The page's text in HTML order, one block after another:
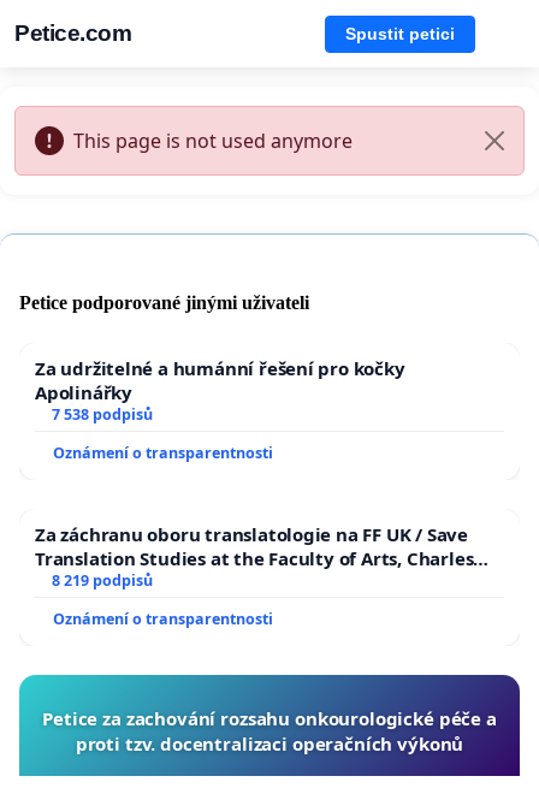
Petice.com Spustit petici
This page is not used anymore
Petice podporované jinými uživateli
Za udržitelné a humánní řešení pro kočky
Apolinářky
7 538 podpisů
Oznámení o transparentnosti
Za záchranu oboru translatologie na FF UK / Save
Translation Studies at the Faculty of Arts, Charles
University
8 219 podpisů
Oznámení o transparentnosti
Petice za zachování rozsahu onkourologické péče a
proti tzv. docentralizaci operačních výkonů